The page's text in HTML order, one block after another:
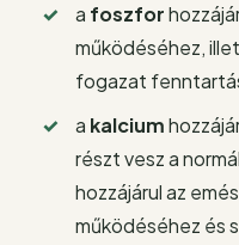
a foszfor
működéséhez,
fogazat
a kalcium
részt vesz a
hozzájárul az
működéséhez és